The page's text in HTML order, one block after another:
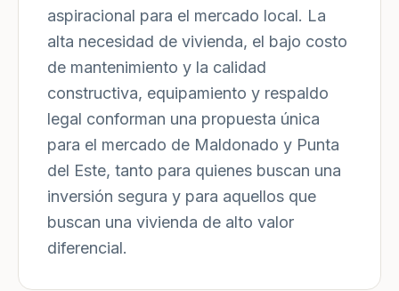
aspiracional para el mercado local. La
alta necesidad de vivienda, el bajo costo
de mantenimiento y la calidad
constructiva, equipamiento y respaldo
legal conforman una propuesta única
para el mercado de Maldonado y Punta
del Este, tanto para quienes buscan una
inversión segura y para aquellos que
buscan una vivienda de alto valor
diferencial.